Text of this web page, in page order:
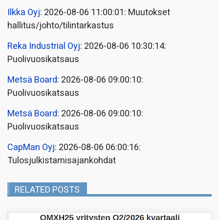
Ilkka Oyj: 2026-08-06 11:00:01: Muutokset
hallitus/johto/tilintarkastus
Reka Industrial Oyj: 2026-08-06 10:30:14:
Puolivuosikatsaus
Metsä Board: 2026-08-06 09:00:10:
Puolivuosikatsaus
Metsä Board: 2026-08-06 09:00:10:
Puolivuosikatsaus
CapMan Oyj: 2026-08-06 06:00:16:
Tulosjulkistamisajankohdat
RELATED POSTS